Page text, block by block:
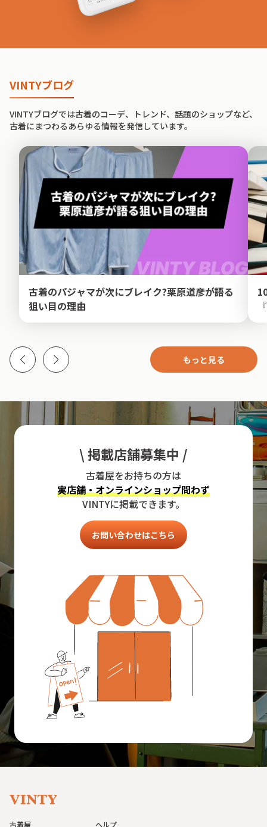
VINTYブログ
VINTYブログでは古着のコーデ、トレンド、話題のショップなど、
古着にまつわるあらゆる情報を発信しています。
古着のパジャマが次にブレイク?栗原道彦が語る
狙い目の理由
もっと見る
\ 掲載店舗募集中 /
古着屋をお持ちの方は
実店舗・オンラインショップ問わず
VINTYに掲載できます。
お問い合わせはこちら
古着屋 ヘルプ